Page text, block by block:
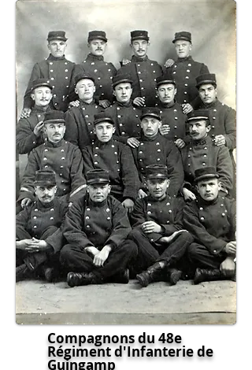
Compagnons du 48e
Régiment d'Infanterie de
Guingamp